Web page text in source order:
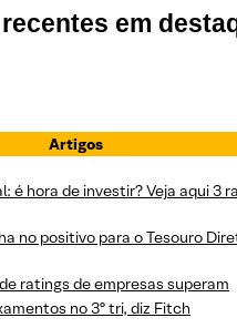
em
Artigos
é hora de investir? Veja aqui 3
no positivo para o Tesouro
ratings de empresas superam
no 3º tri, diz Fitch